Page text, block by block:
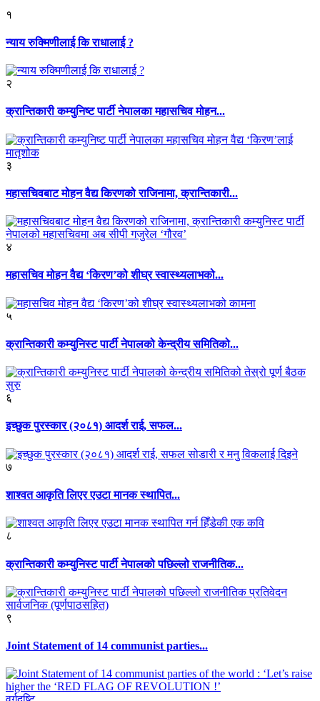
१
न्याय रुक्मिणीलाई कि राधालाई ?
२
क्रान्तिकारी कम्युनिष्ट पार्टी नेपालका महासचिव मोहन...
३
महासचिवबाट मोहन वैद्य किरणको राजिनामा, क्रान्तिकारी...
४
महासचिव मोहन वैद्य ‘किरण’को शीघ्र स्वास्थ्यलाभको...
५
क्रान्तिकारी कम्युनिस्ट पार्टी नेपालको केन्द्रीय समितिको...
६
इच्छुक पुरस्कार (२०८१) आदर्श राई, सफल...
७
शाश्वत आकृति लिएर एउटा मानक स्थापित...
८
क्रान्तिकारी कम्युनिस्ट पार्टी नेपालको पछिल्लो राजनीतिक...
९
Joint Statement of 14 communist parties...